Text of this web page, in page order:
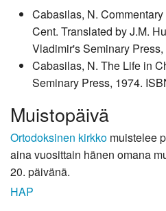
Cabasilas, N.
Cent. Translated by J.M.
Vladimir's Seminary
Cabasilas, N. The Life in
Seminary Press, 1974.
Muistopäivä
Ortodoksinen kirkko muistelee
aina vuosittain hänen omana
20. päivänä.
HAP